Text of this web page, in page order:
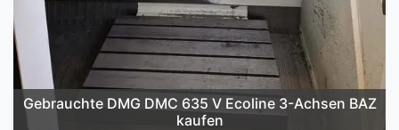
Gebrauchte DMG DMC 635 V Ecoline 3-Achsen BAZ
kaufen